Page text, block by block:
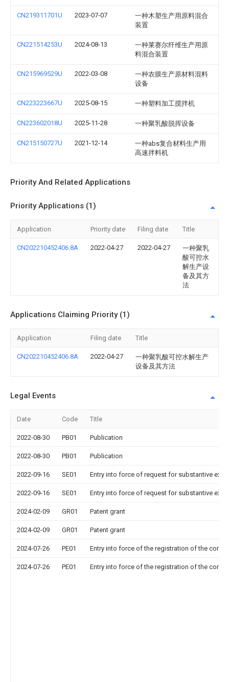
CN219311701U 2023-07-07
一种木塑生产用原料混合
装置
CN221514253U 2024-08-13
一种莱赛尔纤维生产用原
料混合装置
CN215969529U 2022-03-08
一种农膜生产原材料混料
设备
CN223223667U 2025-08-15 一种塑料加工搅拌机
CN223602018U 2025-11-28 一种聚乳酸脱挥设备
CN215150727U 2021-12-14
一种abs复合材料生产用
高速拌料机
Priority And Related Applications
Priority Applications (1)
Application Priority date Filing date Title
CN202210452406.8A 2022-04-27 2022-04-27
一种聚乳
酸可控水
解生产设
备及其方
法
Applications Claiming Priority (1)
Application Filing date Title
CN202210452406.8A 2022-04-27
一种聚乳酸可控水解生产
设备及其方法
Legal Events
Date Code Title
2022-08-30 PB01 Publication
2022-08-30 PB01 Publication
2022-09-16 SE01 Entry into force of request for substantive
2022-09-16 SE01 Entry into force of request for substantive
2024-02-09 GR01 Patent grant
2024-02-09 GR01 Patent grant
2024-07-26 PE01 Entry into force of the registration of the
2024-07-26 PE01 Entry into force of the registration of the